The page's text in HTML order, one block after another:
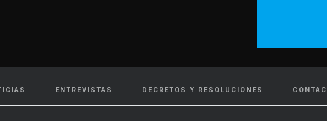
ENTREVISTAS DECRETOS Y RESOLUCIONES